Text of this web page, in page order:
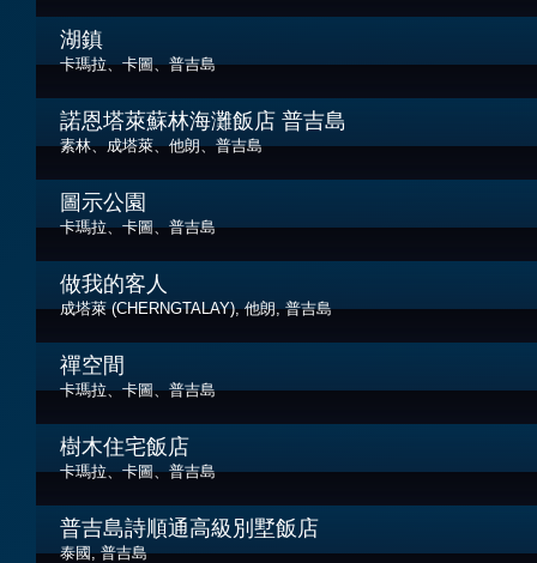
湖鎮
卡瑪拉、卡圖、普吉島
諾恩塔萊蘇林海灘飯店 普吉島
素林、成塔萊、他朗、普吉島
圖示公園
卡瑪拉、卡圖、普吉島
做我的客人
成塔萊 (CHERNGTALAY), 他朗, 普吉島
禪空間
卡瑪拉、卡圖、普吉島
樹木住宅飯店
卡瑪拉、卡圖、普吉島
普吉島詩順通高級別墅飯店
泰國, 普吉島